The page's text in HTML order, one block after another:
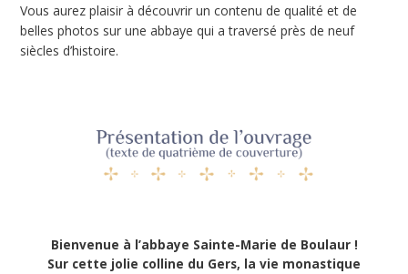
Vous aurez plaisir à découvrir un contenu de qualité et de
belles photos sur une abbaye qui a traversé près de neuf
siècles d’histoire.
Bienvenue à l’abbaye Sainte-Marie de Boulaur !
Sur cette jolie colline du Gers, la vie monastique